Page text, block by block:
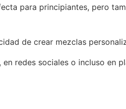
para principiantes, pero
de crear mezclas
redes sociales o incluso en